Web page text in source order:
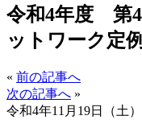
令和4年度 第
ットワーク定
« 前の記事へ
次の記事へ »
令和4年11月19日（土